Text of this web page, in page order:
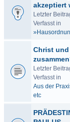
akzeptiert
Letzter
Verfasst in
Christ
Letzter
Verfasst in
Aus der
etc